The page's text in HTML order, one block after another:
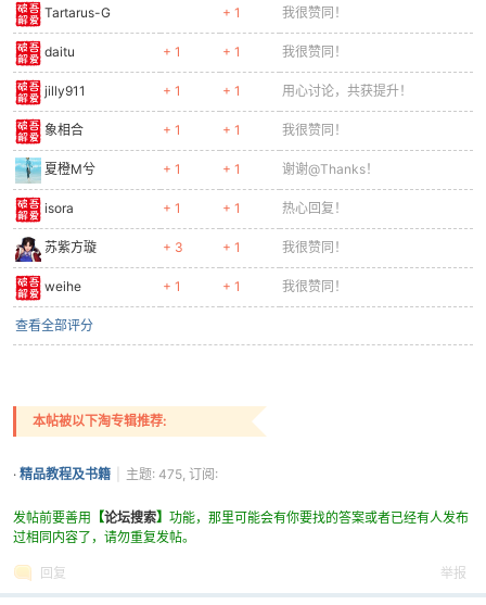
Tartarus-G + 1 我很赞同！
daitu + 1 + 1 我很赞同！
jilly911 + 1 + 1 用心讨论，共获提升！
象相合 + 1 + 1 我很赞同！
夏橙M兮 + 1 + 1 谢谢@Thanks！
isora + 1 + 1 热心回复！
苏紫方璇 + 3 + 1 我很赞同！
weihe + 1 + 1 我很赞同！
查看全部评分
本帖被以下淘专辑推荐:
· 精品教程及书籍
主题: 475, 订阅:
发帖前要善用
【论坛搜索】 功能，那里可能会有你要找的答案或者已经有人发布
过相同内容了，请勿重复发帖。
回复 举报